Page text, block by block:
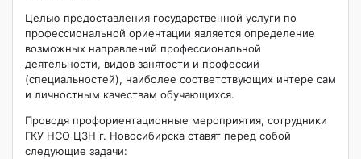
Целью предоставления государственной услуги по
профессиональной ориента­ции является определение
возможных направлений профессиональной
деятельности, видов занятости и профессий
(специальностей), наиболее соответствующих интере­ сам
и личностным качествам обучающихся.
Проводя профориентационные мероприятия, сотрудники
ГКУ НСО ЦЗН г. Но­восибирска ставят перед собой
следующие задачи: